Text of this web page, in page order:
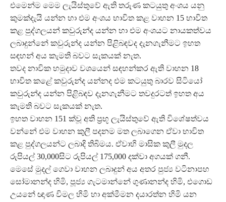
එමෙන්ම මෙම ලැයිස්තුවේ ඇති තරුණ කටයුතු අංශය යනු
කුමක්දැයි යන්න හා එම අංශය භාවිත කළ වාහන 15 භාවිත
කළ පුද්ගලයන් කවුරුන්ද යන්න හා එම අංශයට නායකත්වය
ලබාදුන්නේ කවුරුන්ද යන්න පිළිබඳවද දැනගැනීමට ඉහත
සඳහන් අය කැමති බවට සැකයක් නැත.
තවද නාවික හමුදාව වශයෙන් සඳහන්කර ඇති වාහන 18
භාවිත කළේ කවුරුන්ද යන්නද එම කටයුතු බාරව සිටියෝ
කවුරුන්ද යන්න පිළිබඳව දැනගැනීමට තවදුරටත් ඉහත අය
කැමති බවට සැකයක් නැත.
ඉහත වාහන 151 ක්වූ අති ප්‍රභූ ලැයිස්තුවේ ඇති විශේෂත්වය
වන්නේ එම වාහන කුලී පදනම මත ලබාගෙන ඒවා භාවිත
කළ පුද්ගලයන්ට ලබාදි තිබිමය. ඒවාහි මාසික කුලී මුදල
රුපියල් 30,000සිට රුපියල් 175,000 දක්වා අගයක් ගනී.
මෙසේ මුදල් ගෙවා වාහන ලබාදුන් අය අතර පුජ්‍ය වටිනාපහ
සෝමානන්ද හිමි, පූජ්‍ය ගැටමාන්නේ ගුණානන්ද හිමි, එගොඩ
උයනේ ඥාණ විමල හිමි හා අක්මීමන දයාරත්න හිමි යන